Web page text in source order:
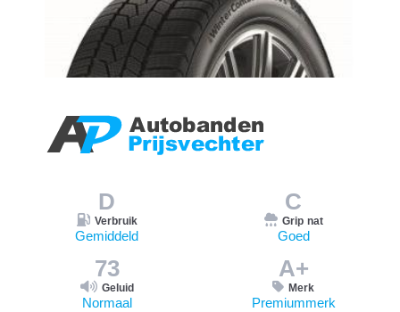
D
Verbruik
Gemiddeld
C
Grip nat
Goed
73
Geluid
Normaal
A+
Merk
Premiummerk